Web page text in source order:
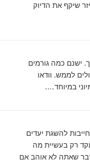
שיקף את הדיוק
ישנם כמה גורמים
לממש. וודאו
במיוחד….
להשגת יעדים
רק בעשיית מה
שאתה לא אוהב אם